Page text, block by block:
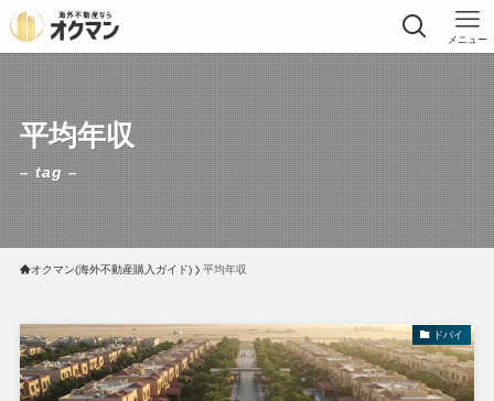
メニュー
平均年収
– tag –
オクマン(海外不動産購入ガイド) 平均年収
ドバイ